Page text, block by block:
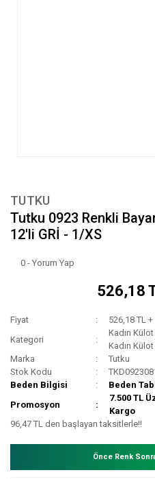
TUTKU
Tutku 0923 Renkli
12'li GRİ - 1/XS
0 - Yorum Yap
526,18
Fiyat
526,18 TL +
Kategori
Kadın
Kadın
Marka
Tutku
Stok Kodu
Beden Bilgisi
Beden
Promosyon
7.500 TL
Kargo
96,47 TL den başlayan taksitlerle!!
Önce Renk